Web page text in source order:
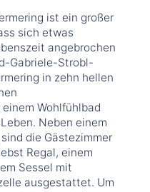
ist ein großer
sich etwas
angebrochen
Gabriele-Strobl-
in zehn hellen
Wohlfühlbad
Neben einem
die Gästezimmer
Regal, einem
Sessel mit
ausgestattet. Um